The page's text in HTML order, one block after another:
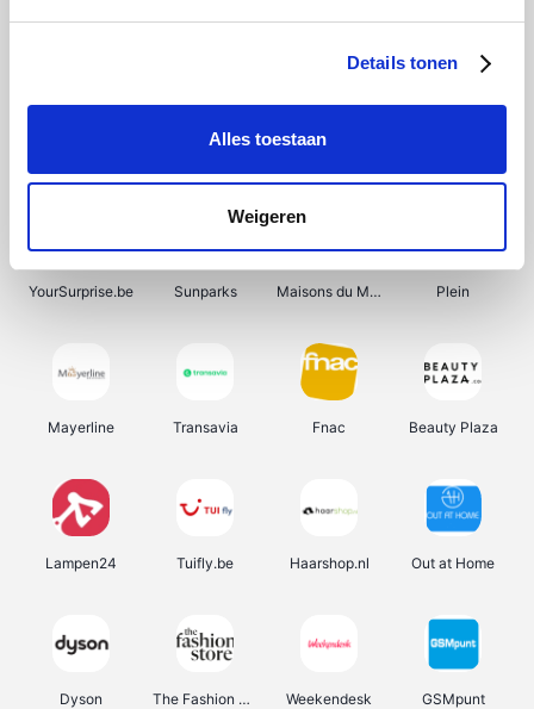
Details tonen
Alles toestaan
Weigeren
Shein Bergfreunde Pazzox Smartwatchbanden
YourSurprise.be Sunparks Maisons du Monde Plein
Mayerline Transavia Fnac Beauty Plaza
Lampen24 Tuifly.be Haarshop.nl Out at Home
Dyson The Fashion Store Weekendesk GSMpunt